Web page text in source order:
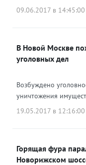
09.06.2017 в 14:45:00
В Новой Москве
уголовных дел
Возбуждено
уничтожения
19.05.2017 в 12:16:00
Горящая фура
Новорижском